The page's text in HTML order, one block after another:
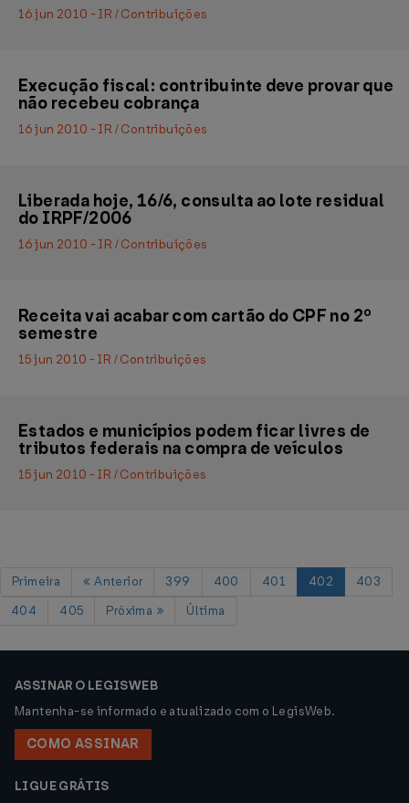
16 jun 2010 - IR / Contribuições
Execução fiscal: contribuinte deve provar que
não recebeu cobrança
16 jun 2010 - IR / Contribuições
Liberada hoje, 16/6, consulta ao lote residual
do IRPF/2006
16 jun 2010 - IR / Contribuições
Receita vai acabar com cartão do CPF no 2º
semestre
15 jun 2010 - IR / Contribuições
Estados e municípios podem ficar livres de
tributos federais na compra de veículos
15 jun 2010 - IR / Contribuições
Primeira Anterior 399 400 401 402
403
404
405 Próxima Última
ASSINAR O LEGISWEB
Mantenha-se informado e atualizado com o LegisWeb.
COMO ASSINAR
LIGUE GRÁTIS